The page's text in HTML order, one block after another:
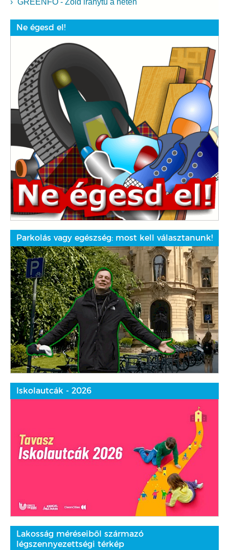
GREENFO - Zöld iránytű a neten
Ne égesd el!
Parkolás vagy egészség: most kell választanunk!
Iskolautcák - 2026
Lakosság méréseiből származó
légszennyezettségi térkép